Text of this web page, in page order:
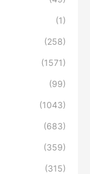
(1)
(258)
(1571)
(99)
(1043)
(683)
(359)
(315)